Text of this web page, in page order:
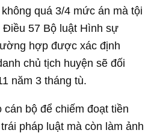
quá 3/4 mức án mà tội
57 Bộ luật Hình sự
hợp được xác định
chủ tịch huyện sẽ đối
năm 3 tháng tù.
bộ để chiếm đoạt tiền
pháp luật mà còn làm ảnh